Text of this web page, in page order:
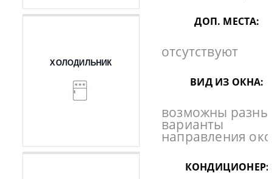
ХОЛОДИЛЬНИК
ДОП. МЕСТА:
отсутствуют
ВИД ИЗ ОКНА:
возможны
варианты
направления
КОНДИЦИОНЕР: